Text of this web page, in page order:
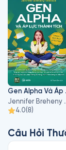
4.0(8)
Câu Hỏi